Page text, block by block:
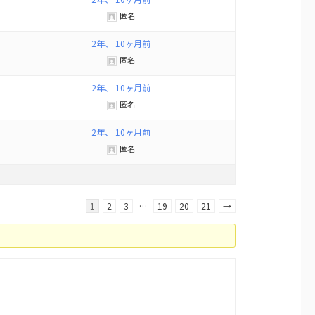
匿名
2年、 10ヶ月前
匿名
2年、 10ヶ月前
匿名
2年、 10ヶ月前
匿名
1 2 3 … 19 20 21 →